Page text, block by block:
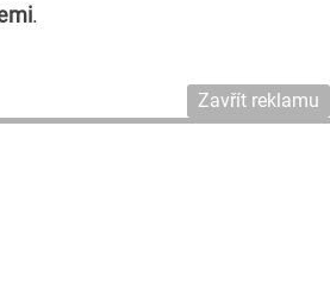
.
Zavřít reklamu